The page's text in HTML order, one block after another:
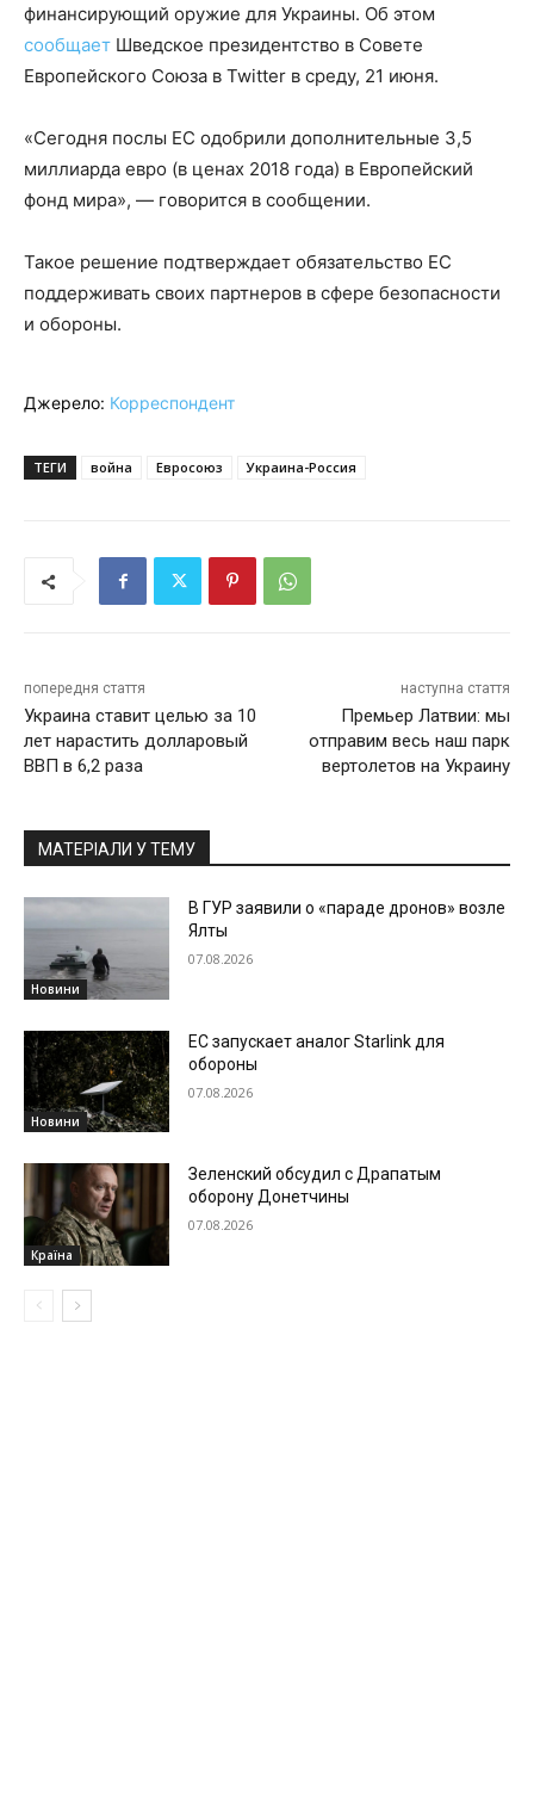
финансирующий оружие для Украины. Об этом
сообщает Шведское президентство в Совете
Европейского Союза в Twitter в среду, 21 июня.
«Сегодня послы ЕС одобрили дополнительные 3,5
миллиарда евро (в ценах 2018 года) в Европейский
фонд мира», — говорится в сообщении.
Такое решение подтверждает обязательство ЕС
поддерживать своих партнеров в сфере безопасности
и обороны.
Джерело: Корреспондент
ТЕГИ война Евросоюз Украина-Россия
попередня стаття
Украина ставит целью за 10
лет нарастить долларовый
ВВП в 6,2 раза
наступна стаття
Премьер Латвии: мы
отправим весь наш парк
вертолетов на Украину
МАТЕРІАЛИ У ТЕМУ
Новини
В ГУР заявили о «параде дронов» возле
Ялты
07.08.2026
Новини
ЕС запускает аналог Starlink для
обороны
07.08.2026
Країна
Зеленский обсудил с Драпатым
оборону Донетчины
07.08.2026